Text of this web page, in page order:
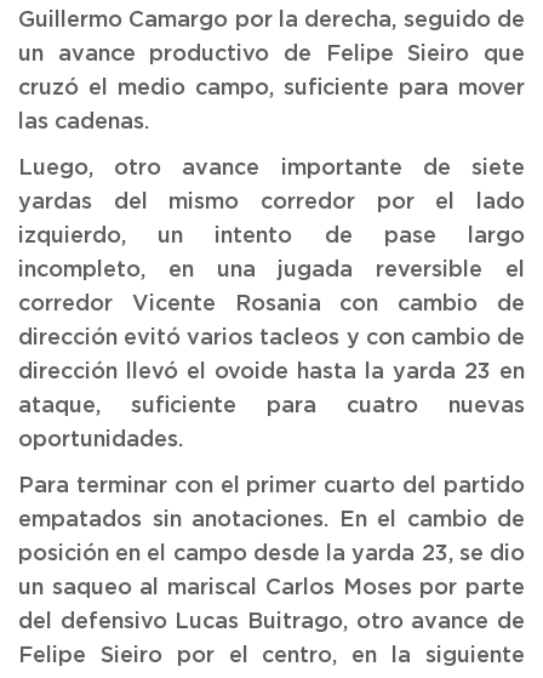
Guillermo Camargo por la derecha, seguido de
un avance productivo de Felipe Sieiro que
cruzó el medio campo, suficiente para mover
las cadenas.
Luego, otro avance importante de siete
yardas del mismo corredor por el lado
izquierdo, un intento de pase largo
incompleto, en una jugada reversible el
corredor Vicente Rosania con cambio de
dirección evitó varios tacleos y con cambio de
dirección llevó el ovoide hasta la yarda 23 en
ataque, suficiente para cuatro nuevas
oportunidades.
Para terminar con el primer cuarto del partido
empatados sin anotaciones. En el cambio de
posición en el campo desde la yarda 23, se dio
un saqueo al mariscal Carlos Moses por parte
del defensivo Lucas Buitrago, otro avance de
Felipe Sieiro por el centro, en la siguiente